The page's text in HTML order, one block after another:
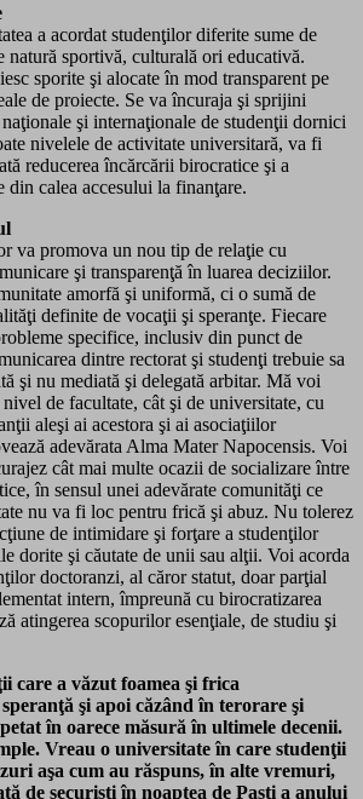
a acordat studenţilor diferite sume de
natură sportivă, culturală ori educativă.
sporite şi alocate în mod transparent pe
de proiecte. Se va încuraja şi sprijini
şi internaţionale de studenţii dornici
nivelele de activitate universitară, va fi
reducerea încărcării birocratice şi a
calea accesului la finanţare.
va promova un nou tip de relaţie cu
şi transparenţă în luarea deciziilor.
amorfă şi uniformă, ci o sumă de
definite de vocaţii şi speranţe. Fiecare
specifice, inclusiv din punct de
dintre rectorat şi studenţi trebuie sa
şi nu mediată şi delegată arbitar. Mă voi
de facultate, cât şi de universitate, cu
aleşi ai acestora şi ai asociaţiilor
adevărata Alma Mater Napocensis. Voi
cât mai multe ocazii de socializare între
în sensul unei adevărate comunităţi ce
nu va fi loc pentru frică şi abuz. Nu tolerez
de intimidare şi forţare a studenţilor
dorite şi căutate de unii sau alţii. Voi acorda
doctoranzi, al căror statut, doar parţial
intern, împreună cu birocratizarea
atingerea scopurilor esenţiale, de studiu şi
care a văzut foamea şi frica
şi apoi căzând în terorare şi
în oarece măsură în ultimele decenii.
Vreau o universitate în care studenţii
aşa cum au răspuns, în alte vremuri,
de securişti în noaptea de Paşti a anului